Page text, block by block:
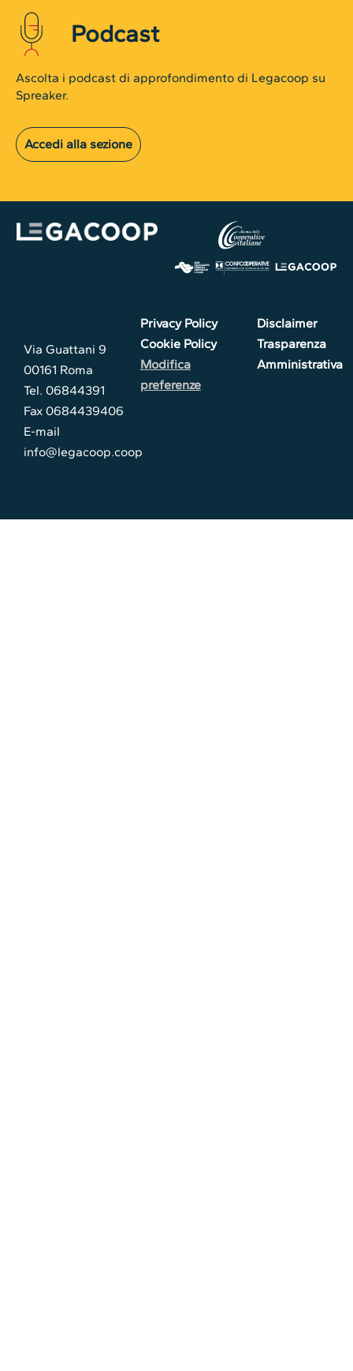
Podcast
Ascolta i podcast di approfondimento di Legacoop su
Spreaker.
Accedi alla sezione
Via Guattani 9
00161 Roma
Tel. 06844391
Fax 0684439406
E-mail
info@legacoop.coop
Privacy Policy
Cookie Policy
Modifica
preferenze
Disclaimer
Trasparenza
Amministrativa